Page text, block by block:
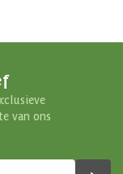
van ons